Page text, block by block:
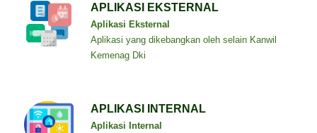
APLIKASI EKSTERNAL
Aplikasi Eksternal
Aplikasi yang dikebangkan oleh selain Kanwil
Kemenag Dki
APLIKASI INTERNAL
Aplikasi Internal